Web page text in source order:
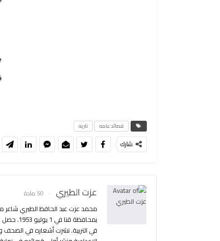
قصائد عامه نثريه
شارك
عزت الطيري 50 مادة
محمد عزت عبد الحافظ الطيري شاعر
في التربية. نشرت أشعاره في الصحف